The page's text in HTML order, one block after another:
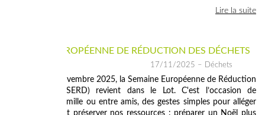
Lire la suite
SEMAINE EUROPÉENNE DE RÉDUCTION DES DÉCHETS
17/11/2025 – Déchets
Du 22 au 30 novembre 2025, la Semaine Européenne de Réduction
des Déchets (SERD) revient dans le Lot. C'est l’occasion de
découvrir, en famille ou entre amis, des gestes simples pour alléger